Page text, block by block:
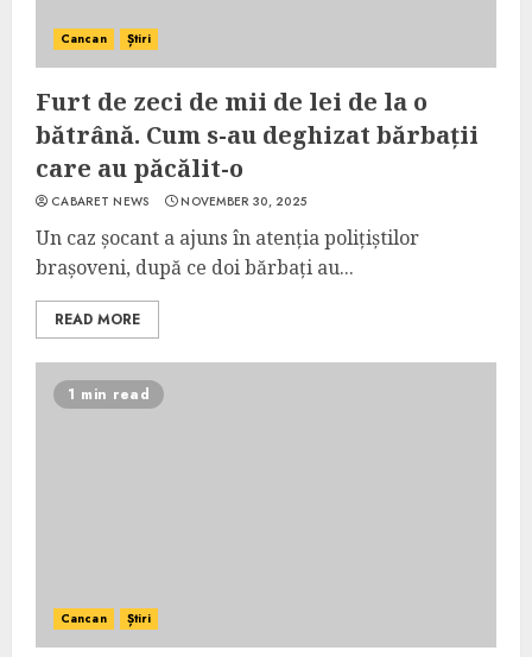
Cancan Știri
Furt de zeci de mii de lei de la o
bătrână. Cum s-au deghizat bărbații
care au păcălit-o
CABARET NEWS NOVEMBER 30, 2025
Un caz șocant a ajuns în atenția polițiștilor
brașoveni, după ce doi bărbați au...
READ MORE
1 min read
Cancan Știri